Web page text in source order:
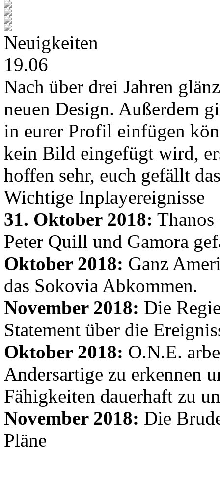
Neuigkeiten
19.06
Nach über drei Jahren
neuen Design. Außerdem
in eurer Profil einfügen
kein Bild eingefügt wird,
hoffen sehr, euch gefällt
Wichtige Inplayereignisse
31. Oktober 2018:
Peter Quill und Gamora
Oktober 2018: Ganz
das Sokovia Abkommen.
November 2018: Die
Statement über die
Oktober 2018: O.N.E.
Andersartige zu erkennen
Fähigkeiten dauerhaft zu
November 2018: Die
Pläne